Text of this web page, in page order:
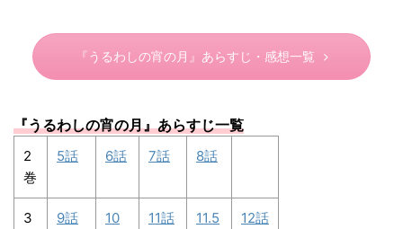
『うるわしの宵の月』あらすじ・感想一覧
『うるわしの宵の月』あらすじ一覧
2
巻
5話 6話 7話 8話
3
9話
10
11話
11.5
12話